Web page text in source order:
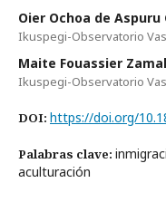
Oier Ochoa de Aspuru
Ikuspegi-Observatorio
Maite Fouassier
Ikuspegi-Observatorio
DOI: https://doi.org/
Palabras clave:
aculturación